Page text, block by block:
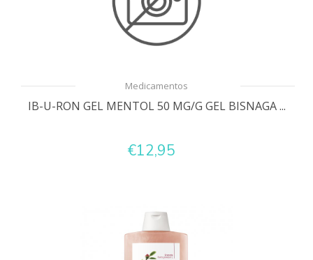
Medicamentos
IB-U-RON GEL MENTOL 50 MG/G GEL BISNAGA ...
€12,95